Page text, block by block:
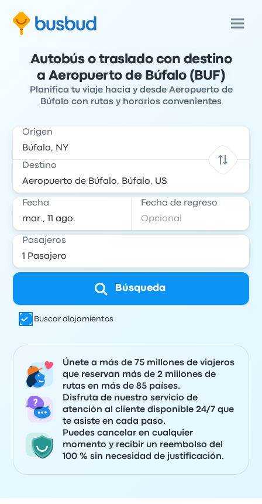
Autobús o traslado con destino
a Aeropuerto de Búfalo (BUF)
Planifica tu viaje hacia y desde Aeropuerto de
Búfalo con rutas y horarios convenientes
Origen
Destino
Fecha Fecha de regreso
Pasajeros
Búsqueda
Buscar alojamientos
Únete a más de 75 millones de viajeros
que reservan más de 2 millones de
rutas en más de 85 países.
Disfruta de nuestro servicio de
atención al cliente disponible 24/7 que
te asiste en cada paso.
Puedes cancelar en cualquier
momento y recibir un reembolso del
100 % sin necesidad de justificación.